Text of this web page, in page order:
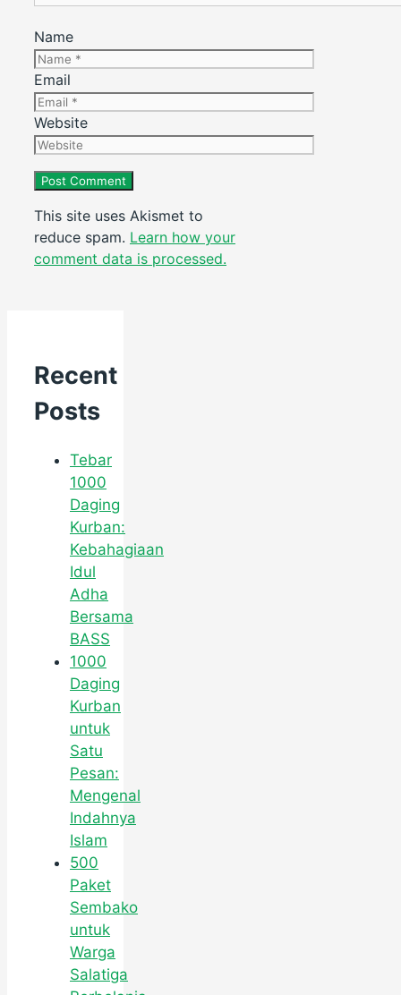
Name
Email
Website
This site uses Akismet to
reduce spam. Learn how your
comment data is processed.
Recent
Posts
Tebar
1000
Daging
Kurban:
Kebahagiaan
Idul
Adha
Bersama
BASS
1000
Daging
Kurban
untuk
Satu
Pesan:
Mengenal
Indahnya
Islam
500
Paket
Sembako
untuk
Warga
Salatiga